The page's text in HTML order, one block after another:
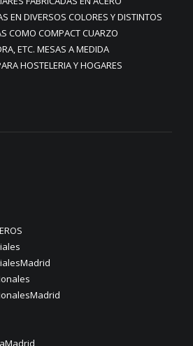
EN DIVERSOS COLORES Y DISTINTOS
COMO COMPACT CUARZO
ETC. MESAS A MEDIDA
HOSTELERIA Y HOGARES